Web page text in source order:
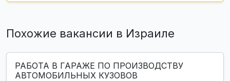
Похожие вакансии в Израиле
РАБОТА В ГАРАЖЕ ПО ПРОИЗВОДСТВУ
АВТОМОБИЛЬНЫХ КУЗОВОВ